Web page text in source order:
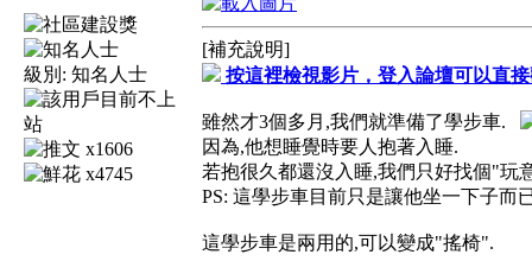
級別: 知名人士
x1606
x4745
[補充說明]
按這裡檢視影片，登入論壇可以直
雖然才3個多月,我們就準備了學步車.
因為,他想睡覺時要人抱著入睡.
若抱很久都還沒入睡,我們只好找個"玩
PS: 這學步車目前只是讓他坐一下子而
這學步車是兩用的,可以變成"搖椅".